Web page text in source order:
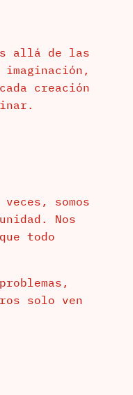
allá de las
creación
somos
Nos
todo
solo ven